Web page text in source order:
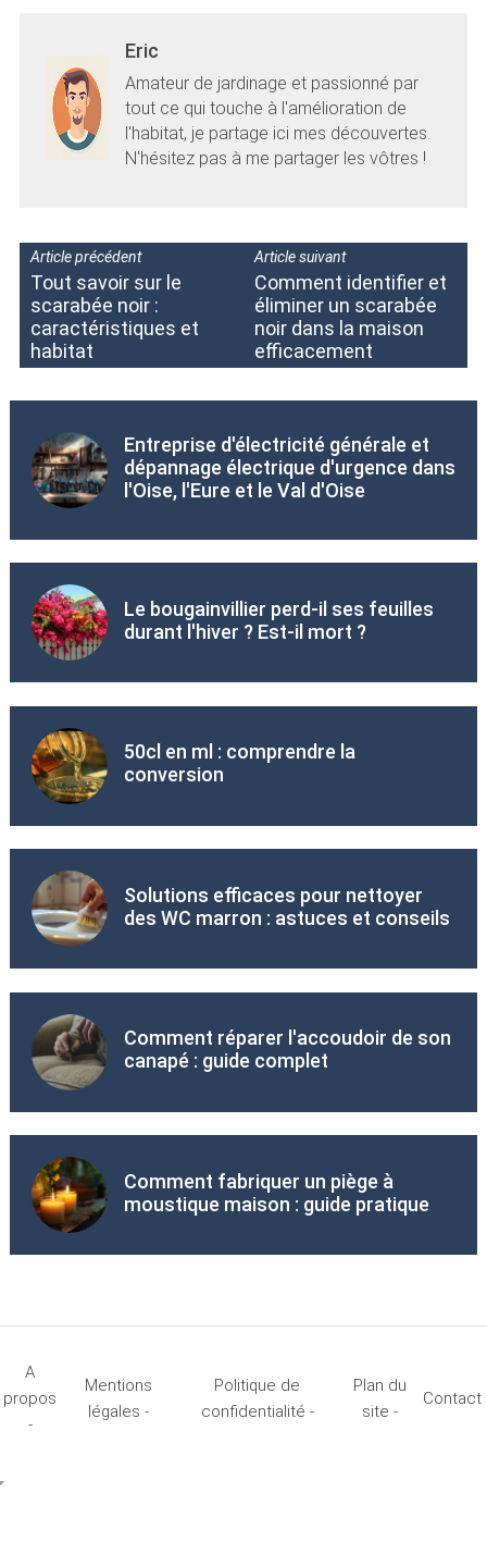
Eric
Amateur de jardinage et passionné par
tout ce qui touche à l'amélioration de
l'habitat, je partage ici mes découvertes.
N'hésitez pas à me partager les vôtres !
Article précédent
Tout savoir sur le
scarabée noir :
caractéristiques et
habitat
Article suivant
Comment identifier et
éliminer un scarabée
noir dans la maison
efficacement
Entreprise d'électricité générale et
dépannage électrique d'urgence dans
l'Oise, l'Eure et le Val d'Oise
Le bougainvillier perd-il ses feuilles
durant l'hiver ? Est-il mort ?
50cl en ml : comprendre la
conversion
Solutions efficaces pour nettoyer
des WC marron : astuces et conseils
Comment réparer l'accoudoir de son
canapé : guide complet
Comment fabriquer un piège à
moustique maison : guide pratique
A
propos
-
Mentions
légales -
Politique de
confidentialité -
Plan du
site -
Contact